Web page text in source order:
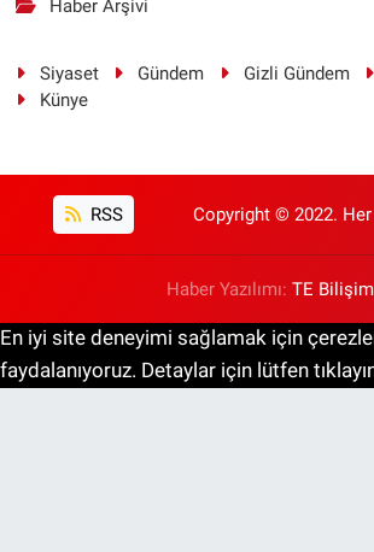
Haber Arşivi
Siyaset Gündem Gizli Gündem
Künye
RSS Copyright © 2022. Her
Haber Yazılımı: TE Bilişim
En iyi site deneyimi sağlamak için
faydalanıyoruz. Detaylar için lütfen